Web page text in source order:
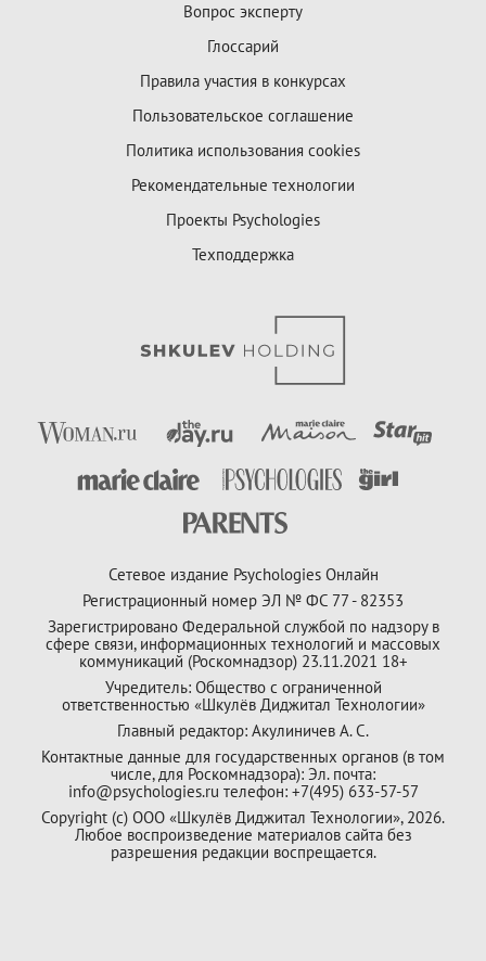
Вопрос эксперту
Глоссарий
Правила участия в конкурсах
Пользовательское соглашение
Политика использования cookies
Рекомендательные технологии
Проекты Psychologies
Техподдержка
Сетевое издание Psychologies Онлайн
Регистрационный номер ЭЛ № ФС 77 - 82353
Зарегистрировано Федеральной службой по надзору в
сфере связи, информационных технологий и массовых
коммуникаций (Роскомнадзор) 23.11.2021 18+
Учредитель: Общество с ограниченной
ответственностью «Шкулёв Диджитал Технологии»
Главный редактор: Акулиничев А. С.
Контактные данные для государственных органов (в том
числе, для Роскомнадзора): Эл. почта:
info@psychologies.ru телефон: +7(495) 633-57-57
Copyright (с) ООО «Шкулёв Диджитал Технологии», 2026.
Любое воспроизведение материалов сайта без
разрешения редакции воспрещается.